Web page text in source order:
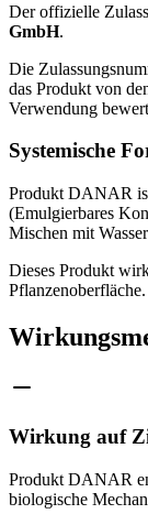
Der offizielle
GmbH.
Die
das Produkt von
Verwendung
Systemische
Produkt DANAR
(Emulgierbares
Mischen mit
Dieses Produkt
Pflanzenoberfläche.
Wirkung auf
Produkt DANAR
biologische